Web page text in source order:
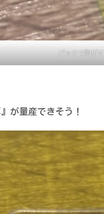
ピックで剥がす
が量産できそう！